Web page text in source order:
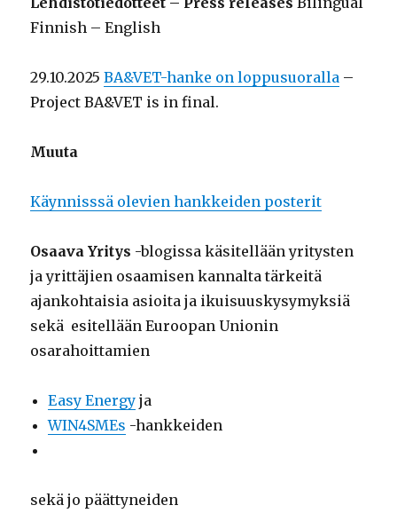
Finnish – English
29.10.2025BA&VET-hanke on loppusuoralla –
Project BA&VET is in final.
Muuta
Käynnisssä olevien hankkeiden posterit
Osaava Yritys -blogissa käsitellään yritysten
ja yrittäjien osaamisen kannalta tärkeitä
ajankohtaisia asioita ja ikuisuuskysymyksiä
sekä esitellään Euroopan Unionin
osarahoittamien
Easy Energy ja
WIN4SMEs -hankkeiden
sekä jo päättyneiden